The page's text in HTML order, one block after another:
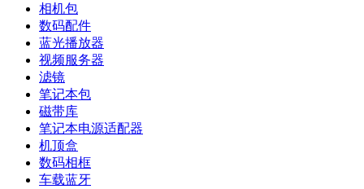
相机包
数码配件
蓝光播放器
视频服务器
滤镜
笔记本包
磁带库
笔记本电源适配器
机顶盒
数码相框
车载蓝牙